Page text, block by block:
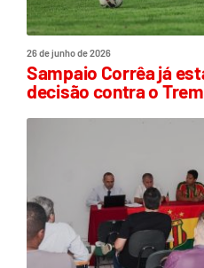
26 de junho de 2026
Sampaio Corrêa já
decisão contra o